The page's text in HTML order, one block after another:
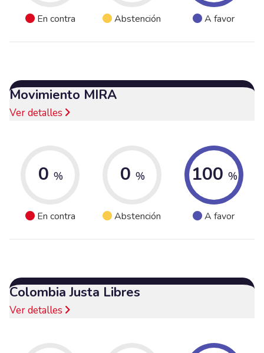
En contra Abstención A favor
Movimiento MIRA
Ver detalles
0 %
En contra
0 %
Abstención
100 %
A favor
Colombia Justa Libres
Ver detalles